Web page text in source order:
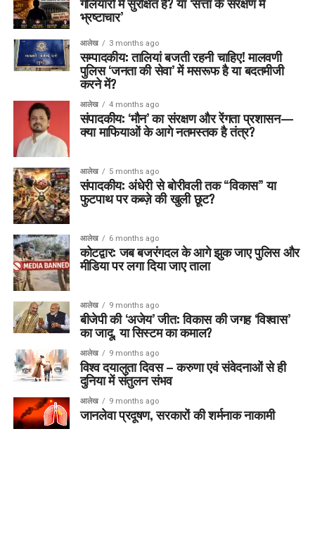
भ्रष्टाचार’
आलेख 3 months ago
सम्पादकीय: तालियां बजती रहनी चाहिए! मालवणी
पुलिस ‘जनता की सेवा’ में मसरूफ है या बदतमीजी
करने में?
आलेख 4 months ago
संपादकीय: ‘मौन’ का संरक्षण और रेंगता प्रशासन—
क्या माफियाओं के आगे नतमस्तक है तंत्र?
आलेख 5 months ago
संपादकीय: अंधेरी से बोरीवली तक “विकास” या
फुटपाथ पर कब्ज़े की खुली छूट?
आलेख 6 months ago
कोटद्वार: जब बजरंगदल के आगे झुक जाए पुलिस और
मीडिया पर लगा दिया जाए ताला
आलेख 9 months ago
बीजेपी की ‘अजेय’ जीत: विकास की जगह ‘विश्वास’
का जादू, या सिस्टम का कमाल?
आलेख 9 months ago
विश्व दयालुता दिवस – करुणा एवं संवेदनाओं से ही
दुनिया में संतुलन संभव
आलेख 9 months ago
जानलेवा प्रदूषण, सरकारों की शर्मनाक नाकामी